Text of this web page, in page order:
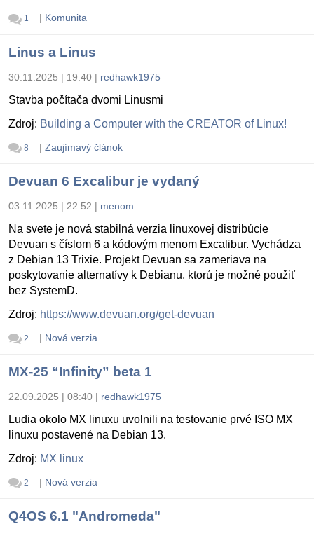
1 | Komunita
Linus a Linus
30.11.2025 | 19:40 | redhawk1975
Stavba počítača dvomi Linusmi
Zdroj: Building a Computer with the CREATOR of Linux!
8 | Zaujímavý článok
Devuan 6 Excalibur je vydaný
03.11.2025 | 22:52 | menom
Na svete je nová stabilná verzia linuxovej distribúcie
Devuan s číslom 6 a kódovým menom Excalibur. Vychádza
z Debian 13 Trixie. Projekt Devuan sa zameriava na
poskytovanie alternatívy k Debianu, ktorú je možné použiť
bez SystemD.
Zdroj: https://www.devuan.org/get-devuan
2 | Nová verzia
MX-25 “Infinity” beta 1
22.09.2025 | 08:40 | redhawk1975
Ludia okolo MX linuxu uvolnili na testovanie prvé ISO MX
linuxu postavené na Debian 13.
Zdroj: MX linux
2 | Nová verzia
Q4OS 6.1 "Andromeda"